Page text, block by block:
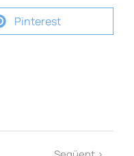
Pinterest